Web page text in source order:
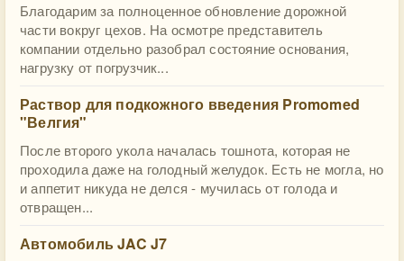
Благодарим за полноценное обновление дорожной
части вокруг цехов. На осмотре представитель
компании отдельно разобрал состояние основания,
нагрузку от погрузчик...
Раствор для подкожного введения Promomed
"Велгия"
После второго укола началась тошнота, которая не
проходила даже на голодный желудок. Есть не могла, но
и аппетит никуда не делся - мучилась от голода и
отвращен...
Автомобиль JAC J7